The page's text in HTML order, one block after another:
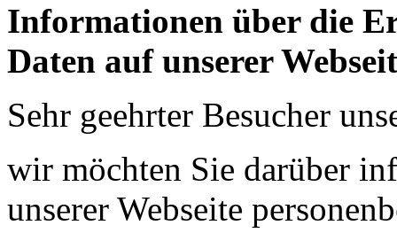
Informationen über die
Daten auf unserer
Sehr geehrter Besucher
wir möchten Sie darüber
unserer Webseite